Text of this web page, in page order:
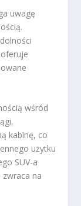
uwagę
wśród
kabinę, co
użytku
SUV-a
na